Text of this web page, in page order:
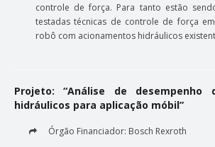
controle de força. Para tanto estão
testadas técnicas de controle de força
robô com acionamentos hidráulicos
Projeto: “Análise de desempenho
hidráulicos para aplicação móbil”
Órgão Financiador: Bosch Rexroth